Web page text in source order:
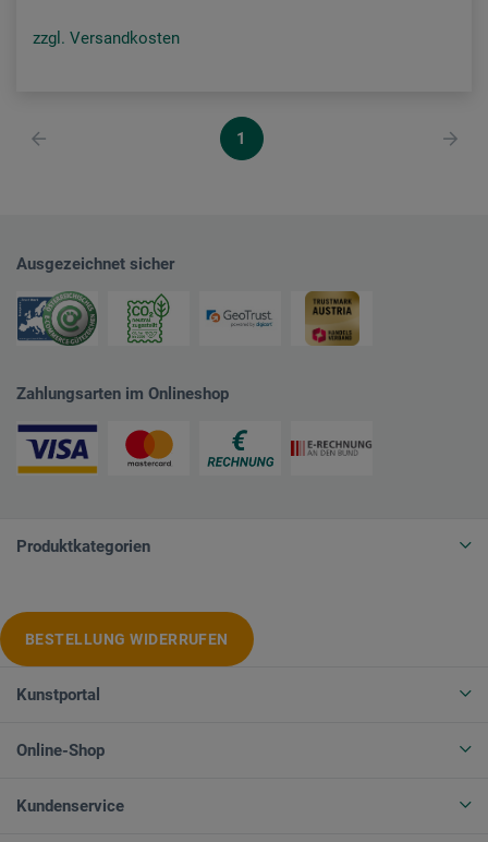
zzgl. Versandkosten
1
Ausgezeichnet sicher
Zahlungsarten im Onlineshop
Produktkategorien
BESTELLUNG WIDERRUFEN
Kunstportal
Online-Shop
Kundenservice